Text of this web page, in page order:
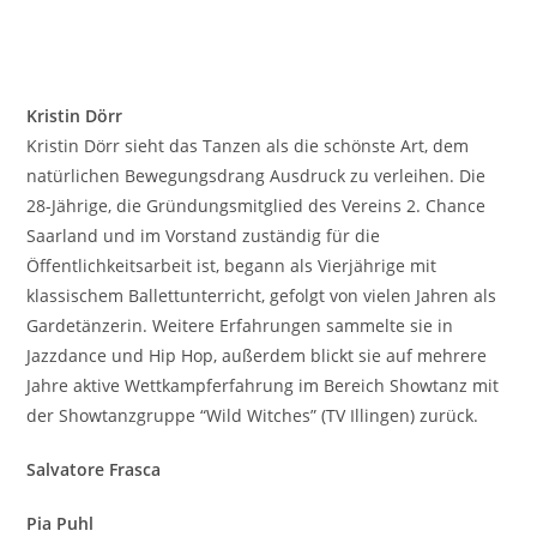
Kristin Dörr
Kristin Dörr sieht das Tanzen als die schönste Art, dem
natürlichen Bewegungsdrang Ausdruck zu verleihen. Die
28-Jährige, die Gründungsmitglied des Vereins 2. Chance
Saarland und im Vorstand zuständig für die
Öffentlichkeitsarbeit ist, begann als Vierjährige mit
klassischem Ballettunterricht, gefolgt von vielen Jahren als
Gardetänzerin. Weitere Erfahrungen sammelte sie in
Jazzdance und Hip Hop, außerdem blickt sie auf mehrere
Jahre aktive Wettkampferfahrung im Bereich Showtanz mit
der Showtanzgruppe “Wild Witches” (TV Illingen) zurück.
Salvatore Frasca
Pia Puhl